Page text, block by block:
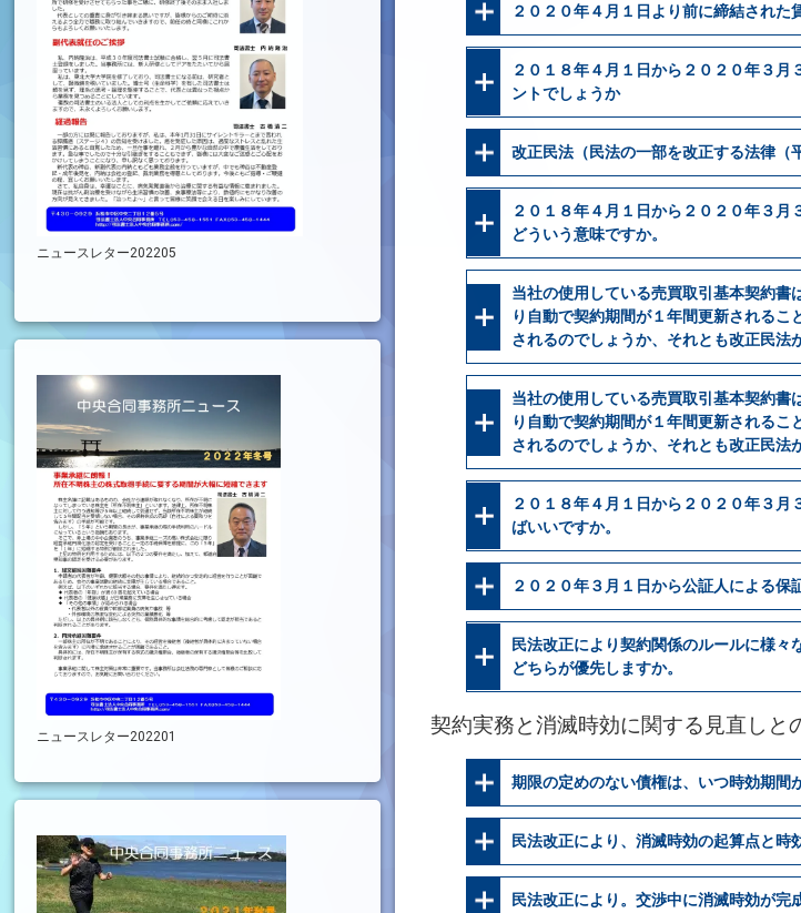
２０２０年４月１日より前に締結された
２０１８年４月１日から２０２０年３
ントでしょうか
改正民法（民法の一部を改正する法律（
２０１８年４月１日から２０２０年３
どういう意味ですか。
当社の使用している売買取引基本契約書
り自動で契約期間が１年間更新される
されるのでしょうか、それとも改正民法
当社の使用している売買取引基本契約書
り自動で契約期間が１年間更新される
されるのでしょうか、それとも改正民法
２０１８年４月１日から２０２０年３
ばいいですか。
２０２０年３月１日から公証人による保
民法改正により契約関係のルールに様々
どちらが優先しますか。
契約実務と消滅時効に関する見直しと
期限の定めのない債権は、いつ時効期間
民法改正により、消滅時効の起算点と時
民法改正により。交渉中に消滅時効が完
ニュースレター202205
ニュースレター202201